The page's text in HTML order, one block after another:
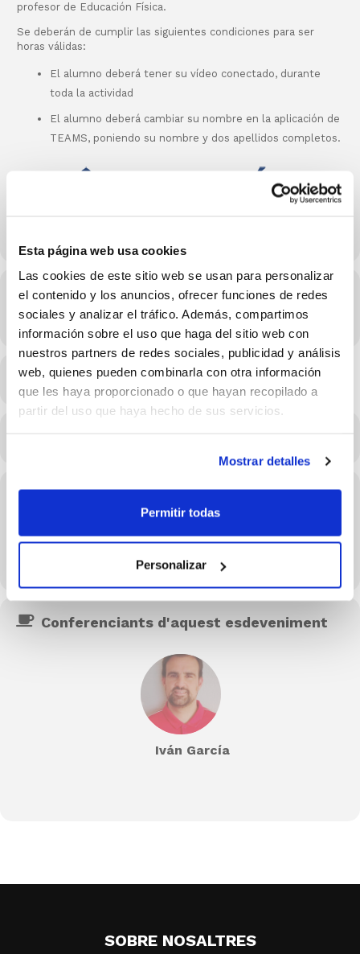
Esta página web usa cookies
Las cookies de este sitio web se usan para personalizar
el contenido y los anuncios, ofrecer funciones de redes
sociales y analizar el tráfico. Además, compartimos
información sobre el uso que haga del sitio web con
nuestros partners de redes sociales, publicidad y análisis
web, quienes pueden combinarla con otra información
que les haya proporcionado o que hayan recopilado a
partir del uso que haya hecho de sus servicios.
Mostrar detalles
Permitir todas
Personalizar
profesor de Educación Física.
Se deberán de cumplir las siguientes condiciones para ser
horas válidas:
El alumno deberá tener su vídeo conectado, durante
toda la actividad
El alumno deberá cambiar su nombre en la aplicación de
TEAMS, poniendo su nombre y dos apellidos completos.
Hora
08/03/2021 19:45 - 21:00 (GMT+02:00)
MÉS INFO
Organitzador
Conferenciants d'aquest esdeveniment
Iván García
SOBRE NOSALTRES